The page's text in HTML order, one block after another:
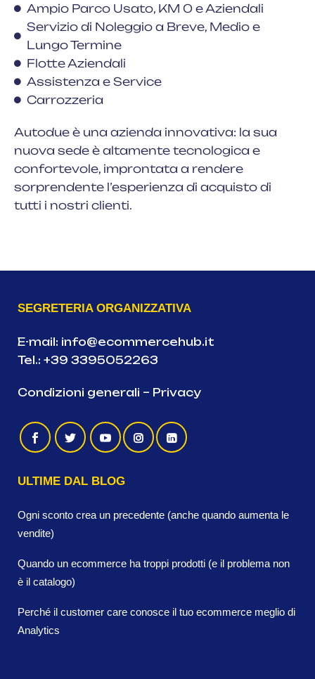
Ampio Parco Usato, KM 0 e Aziendali
Servizio di Noleggio a Breve, Medio e
Lungo Termine
Flotte Aziendali
Assistenza e Service
Carrozzeria
Autodue è una azienda innovativa: la sua
nuova sede è altamente tecnologica e
confortevole, improntata a rendere
sorprendente l’esperienza di acquisto di
tutti i nostri clienti.
SEGRETERIA ORGANIZZATIVA
E-mail: info@ecommercehub.it
Tel.: +39 3395052263
Condizioni generali – Privacy
ULTIME DAL BLOG
Ogni sconto crea un precedente (anche quando aumenta le
vendite)
Quando un ecommerce ha troppi prodotti (e il problema non
è il catalogo)
Perché il customer care conosce il tuo ecommerce meglio di
Analytics